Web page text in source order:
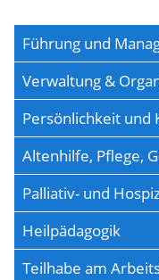
Führung und
Verwaltung &
Persönlichkeit und
Altenhilfe, Pflege,
Palliativ- und
Heilpädagogik
Teilhabe am